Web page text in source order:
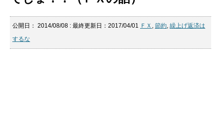
公開日： 2014/08/08 : 最終更新日：2017/04/01 ＦＸ , 節約, 繰上げ返済は
するな